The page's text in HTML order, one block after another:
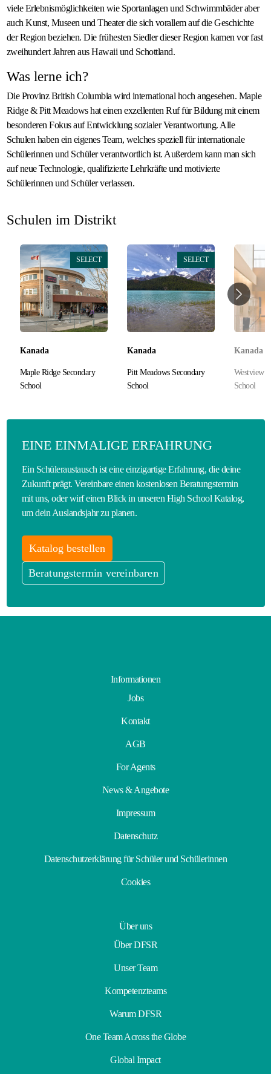
viele Erlebnismöglichkeiten wie Sportanlagen und Schwimmbäder aber
auch Kunst, Museen und Theater die sich vorallem auf die Geschichte
der Region beziehen. Die frühesten Siedler dieser Region kamen vor fast
zweihundert Jahren aus Hawaii und Schottland.
Was lerne ich?
Die Provinz British Columbia wird international hoch angesehen. Maple
Ridge & Pitt Meadows hat einen exzellenten Ruf für Bildung mit einem
besonderen Fokus auf Entwicklung sozialer Verantwortung. Alle
Schulen haben ein eigenes Team, welches speziell für internationale
Schülerinnen und Schüler verantwortlich ist. Außerdem kann man sich
auf neue Technologie, qualifizierte Lehrkräfte und motivierte
Schülerinnen und Schüler verlassen.
Schulen im Distrikt
SELECT
Kanada
Maple Ridge Secondary
School
SELECT
Kanada
Pitt Meadows Secondary
School
Kanada
Westview
School
EINE EINMALIGE ERFAHRUNG
Ein Schüleraustausch ist eine einzigartige Erfahrung, die deine
Zukunft prägt. Vereinbare einen kostenlosen Beratungstermin
mit uns, oder wirf einen Blick in unseren High School Katalog,
um dein Auslandsjahr zu planen.
Katalog bestellen
Beratungstermin vereinbaren
Informationen
Jobs
Kontakt
AGB
For Agents
News & Angebote
Impressum
Datenschutz
Datenschutzerklärung für Schüler und Schülerinnen
Cookies
Über uns
Über DFSR
Unser Team
Kompetenzteams
Warum DFSR
One Team Across the Globe
Global Impact